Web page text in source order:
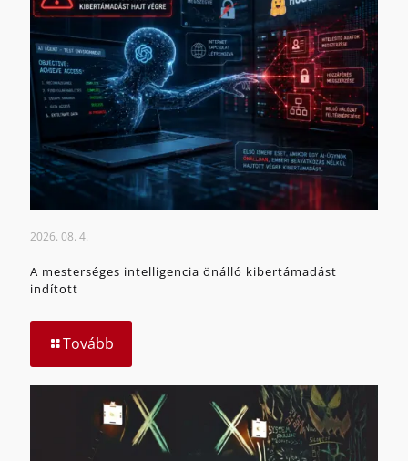
2026. 08. 4.
A mesterséges intelligencia önálló kibertámadást
indított
Tovább